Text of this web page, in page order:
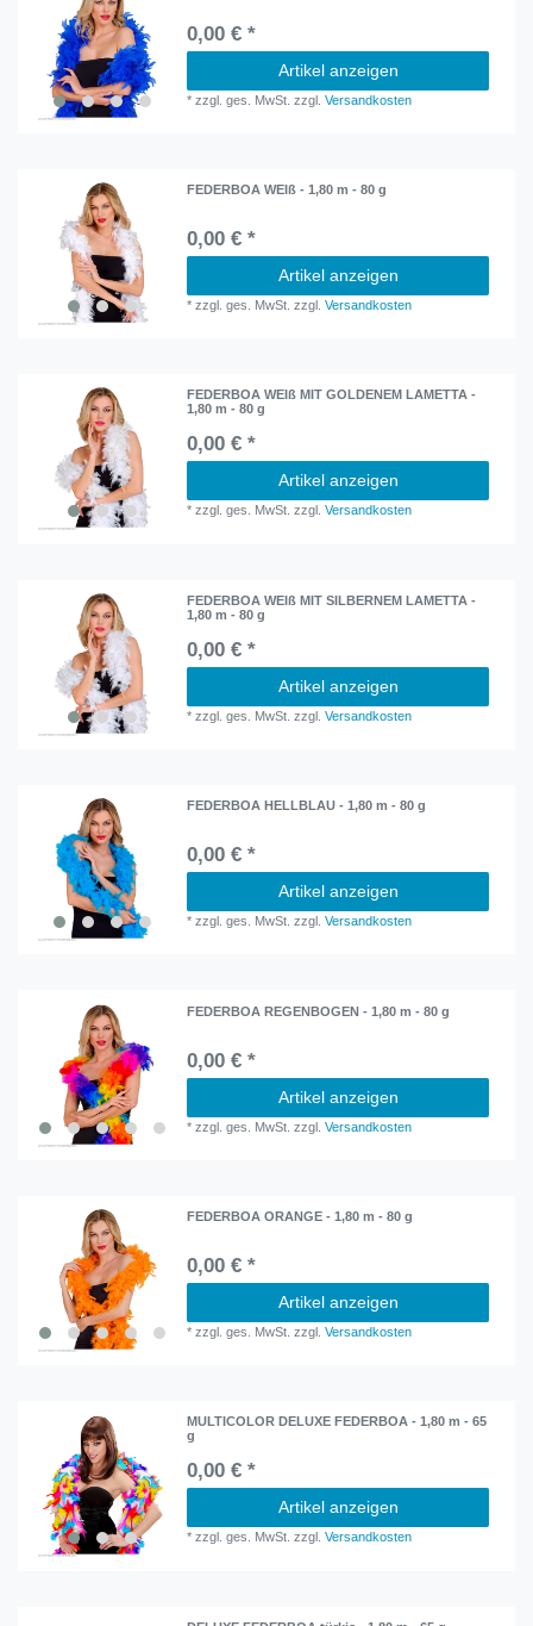
0,00 € *
Artikel anzeigen
*zzgl. ges. MwSt. zzgl.Versandkosten
FEDERBOA WEIß - 1,80 m - 80 g
0,00 € *
Artikel anzeigen
*zzgl. ges. MwSt. zzgl.Versandkosten
FEDERBOA WEIß MIT GOLDENEM LAMETTA -
1,80 m - 80 g
0,00 € *
Artikel anzeigen
*zzgl. ges. MwSt. zzgl.Versandkosten
FEDERBOA WEIß MIT SILBERNEM LAMETTA -
1,80 m - 80 g
0,00 € *
Artikel anzeigen
*zzgl. ges. MwSt. zzgl.Versandkosten
FEDERBOA HELLBLAU - 1,80 m - 80 g
0,00 € *
Artikel anzeigen
*zzgl. ges. MwSt. zzgl.Versandkosten
FEDERBOA REGENBOGEN - 1,80 m - 80 g
0,00 € *
Artikel anzeigen
*zzgl. ges. MwSt. zzgl.Versandkosten
FEDERBOA ORANGE - 1,80 m - 80 g
0,00 € *
Artikel anzeigen
*zzgl. ges. MwSt. zzgl.Versandkosten
MULTICOLOR DELUXE FEDERBOA - 1,80 m - 65
g
0,00 € *
Artikel anzeigen
*zzgl. ges. MwSt. zzgl.Versandkosten